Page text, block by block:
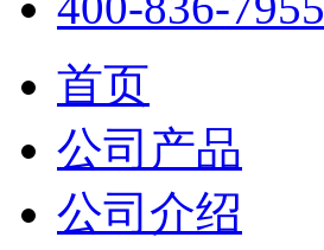
首页
公司产品
公司介绍